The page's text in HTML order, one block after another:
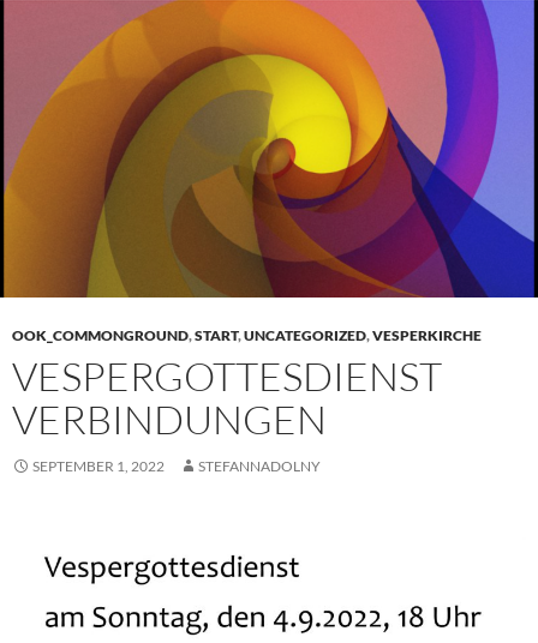
OOK_COMMONGROUND,START,UNCATEGORIZED,VESPERKIRCHE
VESPERGOTTESDIENST
VERBINDUNGEN
SEPTEMBER 1, 2022 STEFANNADOLNY